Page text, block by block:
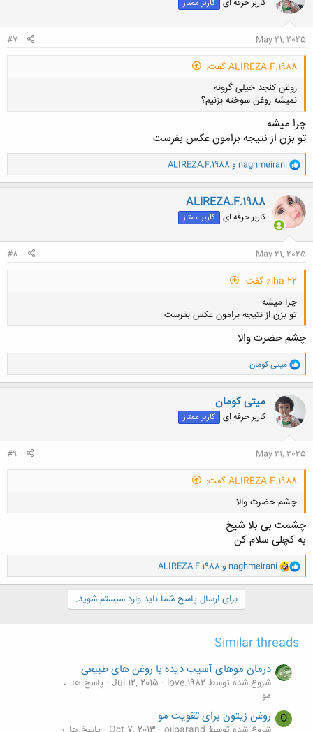
ه
ا
کاربر حرفه ای کاربر ممتاز
May 21, 2025
#7
ALIREZA.F.1988 گفت:
روغن کنجد خیلی گرونه
نمیشه روغن سوخته بزنیم؟
کلیک کنید تا باز شود...
چرا میشه
تو بزن از نتیجه برامون عکس بفرست
و
ا
ک
ن
ش
ه
ا
naghmeirani و ALIREZA.F.1988
ALIREZA.F.1988
کاربر حرفه ای کاربر ممتاز
May 21, 2025
#8
ziba 22 گفت:
چرا میشه
تو بزن از نتیجه برامون عکس بفرست
چشم حضرت والا
و
ا
ک
ن
ش
ه
ا
میتی کومان
میتی کومان
کاربر حرفه ای کاربر ممتاز
May 21, 2025
#9
ALIREZA.F.1988 گفت:
چشم حضرت والا
کلیک کنید تا باز شود...
چشمت بی بلا شیخ
به کچلی سلام کن
و
ا
ک
:
naghmeirani و ALIREZA.F.1988
برای ارسال پاسخ شما باید وارد سیستم شوید.
Similar threads
درمان موهای آسیب دیده با روغن های طبیعی
شروع شده توسط love.1982 Jul 12, 2015 پاسخ ها: 0
مو
O روغن زیتون برای تقویت مو